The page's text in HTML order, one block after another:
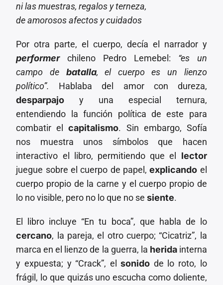
ni las muestras, regalos y terneza,
de amorosos afectos y cuidados
Por otra parte, el cuerpo, decía el narrador y
performerchileno Pedro Lemebel: “es un
campo de batalla, el cuerpo es un lienzo
político”. Hablaba del amor con dureza,
desparpajo y una especial ternura,
entendiendo la función política de este para
combatir elcapitalismo. Sin embargo, Sofía
nos muestra unos símbolos que hacen
interactivo el libro, permitiendo que el lector
juegue sobre el cuerpo de papel,explicando el
cuerpo propio de la carne y el cuerpo propio de
lo no visible, pero no lo que no sesiente.
El libro incluye “En tu boca”, que habla de lo
cercano, la pareja, el otro cuerpo; “Cicatriz”, la
marca en el lienzo de la guerra, la heridainterna
y expuesta; y “Crack”, elsonido de lo roto, lo
frágil, lo que quizás uno escucha como doliente,